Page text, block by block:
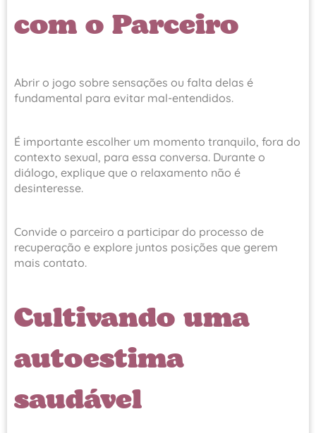
com o Parceiro
Abrir o jogo sobre sensações ou falta delas é
fundamental para evitar mal-entendidos.
É importante escolher um momento tranquilo, fora do
contexto sexual, para essa conversa. Durante o
diálogo, explique que o relaxamento não é
desinteresse.
Convide o parceiro a participar do processo de
recuperação e explore juntos posições que gerem
mais contato.
Cultivando uma
autoestima
saudável